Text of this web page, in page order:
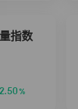
指数
%